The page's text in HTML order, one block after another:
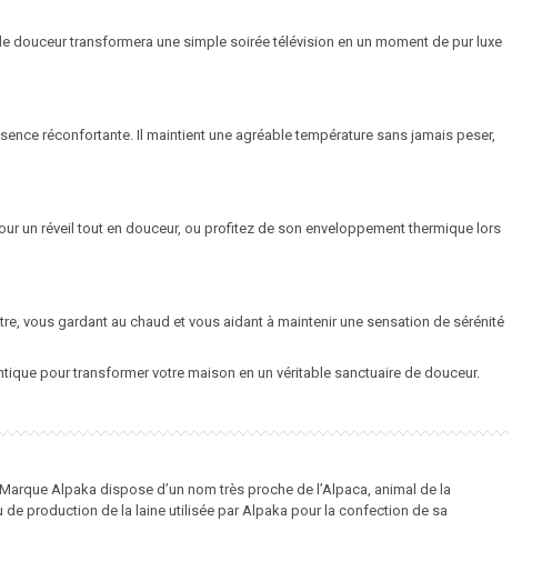
transformera une simple soirée télévision en un moment de pur luxe
réconfortante. Il maintient une agréable température sans jamais peser,
un réveil tout en douceur, ou profitez de son enveloppement thermique lors
vous gardant au chaud et vous aidant à maintenir une sensation de sérénité
pour transformer votre maison en un véritable sanctuaire de douceur.
Alpaka dispose d’un nom très proche de l’Alpaca, animal de la
production de la laine utilisée par Alpaka pour la confection de sa